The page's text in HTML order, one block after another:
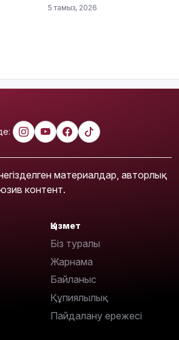
5 тамыз, 2026
материалдар, авторлық
контент.
Қызмет
Біз туралы
Жарнама
Байланыс
Құпиялылық
Пайдалану ережесі